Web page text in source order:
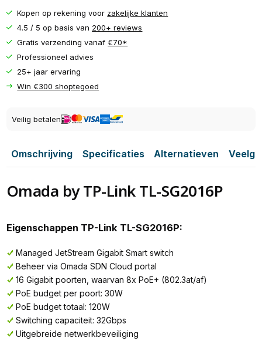
Kopen op rekening voor zakelijke klanten
4.5 / 5 op basis van 200+ reviews
Gratis verzending vanaf€70*
Professioneel advies
25+ jaar ervaring
Win €300 shoptegoed
Veilig betalen
Omschrijving Specificaties Alternatieven
Omada by TP-Link TL-SG2016P
Eigenschappen TP-Link TL-SG2016P:
Managed JetStream Gigabit Smart switch
Beheer via Omada SDN Cloud portal
16 Gigabit poorten, waarvan 8x PoE+ (802.3at/af)
PoE budget per poort: 30W
PoE budget totaal: 120W
Switching capaciteit: 32Gbps
Uitgebreide netwerkbeveiliging